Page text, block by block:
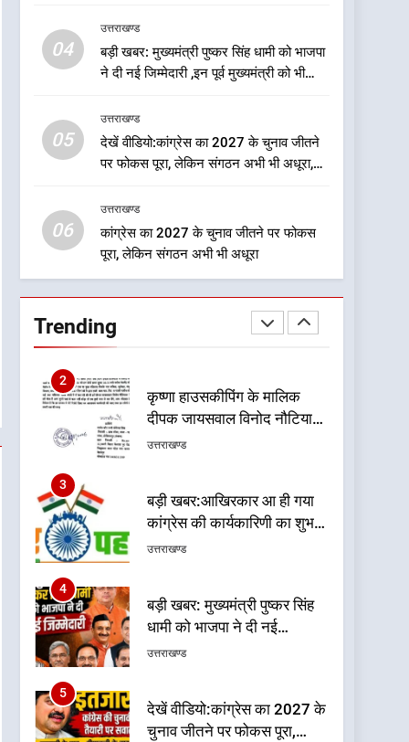
04
उत्तराखण्ड
बड़ी खबर: मुख्यमंत्री पुष्कर सिंह धामी को भाजपा
ने दी नई जिम्मेदारी ,इन पूर्व मुख्यमंत्री को भी
05
उत्तराखण्ड
देखें वीडियो:कांग्रेस का 2027 के चुनाव जीतने
पर फोकस पूरा, लेकिन संगठन अभी भी अधूरा,
06
उत्तराखण्ड
कांग्रेस का 2027 के चुनाव जीतने पर फोकस
पूरा, लेकिन संगठन अभी भी अधूरा
Trending
7
दिल्ली की कोर ग्रुप बैठक में
उत्तराखण्ड
उत्तराखण्ड
1
दुखद खबर:उत्तराखंड में मौत की
खाई में समाया पूरा परिवार, पांच की
2
कृष्णा हाउसकीपिंग के मालिक
दीपक जायसवाल विनोद नौटियाल
आदि पर मुकदमा दर्ज
उत्तराखण्ड
3
बड़ी खबर:आखिरकार आ ही गया
कांग्रेस की कार्यकारिणी का शुभ
मुहूर्त, गोदियाल की टीम घोषित
उत्तराखण्ड
4
बड़ी खबर: मुख्यमंत्री पुष्कर सिंह
धामी को भाजपा ने दी नई
जिम्मेदारी ,इन पूर्व मुख्यमंत्री को
उत्तराखण्ड
5
देखें वीडियो:कांग्रेस का 2027 के
चुनाव जीतने पर फोकस पूरा,